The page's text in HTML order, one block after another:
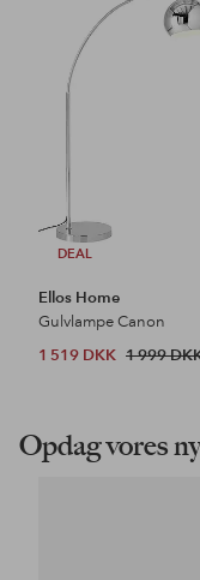
DEAL
Ellos Home
Gulvlampe Canon
1 519 DKK 1 999
Opdag vores